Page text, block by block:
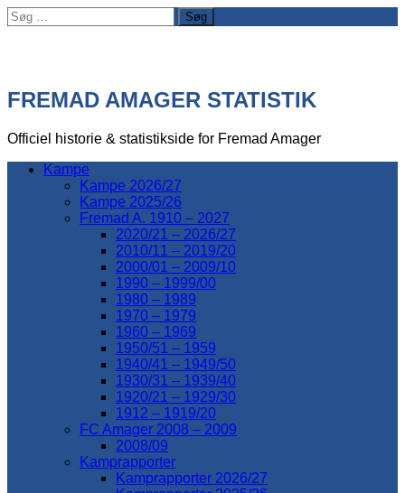
Søg
efter:
FREMAD AMAGER STATISTIK
Officiel historie & statistikside for Fremad Amager
Kampe
Kampe 2026/27
Kampe 2025/26
Fremad A. 1910 – 2027
2020/21 – 2026/27
2010/11 – 2019/20
2000/01 – 2009/10
1990 – 1999/00
1980 – 1989
1970 – 1979
1960 – 1969
1950/51 – 1959
1940/41 – 1949/50
1930/31 – 1939/40
1920/21 – 1929/30
1912 – 1919/20
FC Amager 2008 – 2009
2008/09
Kamprapporter
Kamprapporter 2026/27